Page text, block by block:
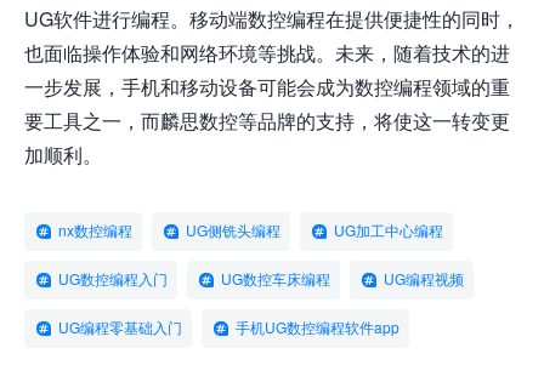
UG软件进行编程。移动端数控编程在提供便捷性的同时，
也面临操作体验和网络环境等挑战。未来，随着技术的进
一步发展，手机和移动设备可能会成为数控编程领域的重
要工具之一，而麟思数控等品牌的支持，将使这一转变更
加顺利。
nx数控编程 UG侧铣头编程 UG加工中心编程
UG数控编程入门 UG数控车床编程 UG编程视频
UG编程零基础入门 手机UG数控编程软件app